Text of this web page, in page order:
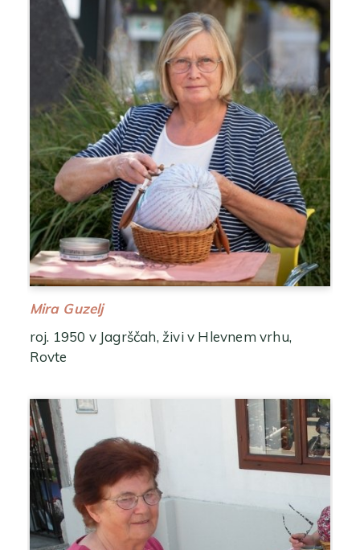
Mira Guzelj
roj. 1950 v Jagrščah, živi v Hlevnem vrhu,
Rovte